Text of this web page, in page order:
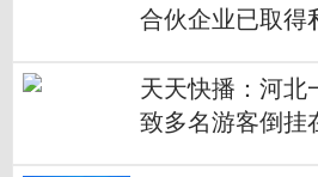
合伙企业已取得
天天快播：河北
致多名游客倒挂